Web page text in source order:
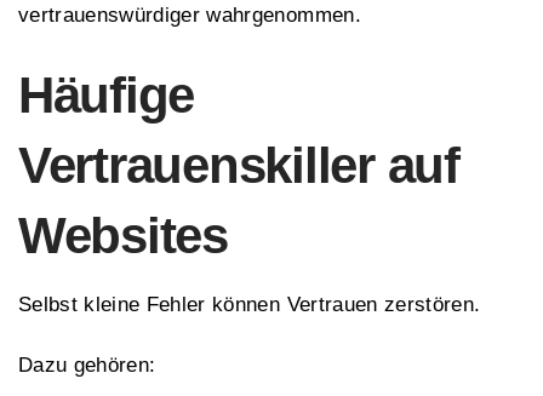
vertrauenswürdiger wahrgenommen.
Häufige
Vertrauenskiller auf
Websites
Selbst kleine Fehler können Vertrauen zerstören.
Dazu gehören: